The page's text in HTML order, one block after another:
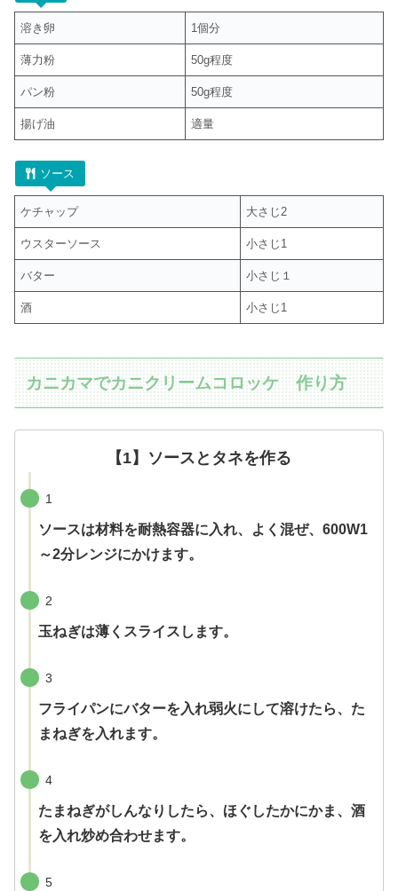
溶き卵 1個分
薄力粉 50g程度
パン粉 50g程度
揚げ油 適量
ソース
ケチャップ 大さじ2
ウスターソース 小さじ1
バター 小さじ１
酒 小さじ1
カニカマでカニクリームコロッケ 作り方
【1】ソースとタネを作る
1
ソースは材料を耐熱容器に入れ、よく混ぜ、600W1
～2分レンジにかけます。
2
玉ねぎは薄くスライスします。
3
フライパンにバターを入れ弱火にして溶けたら、た
まねぎを入れます。
4
たまねぎがしんなりしたら、ほぐしたかにかま、酒
を入れ炒め合わせます。
5